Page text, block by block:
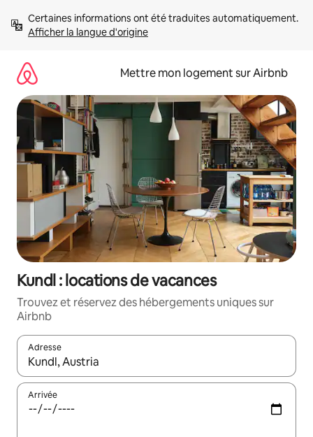
directement
Afficher la langue d'origine
Mettre mon logement sur Airbnb
Kundl : locations de vacances
Trouvez et réservez des hébergements uniques sur
Airbnb
Adresse
Lorsque les résultats s'affichent, utilisez les flèches vers le
Arrivée